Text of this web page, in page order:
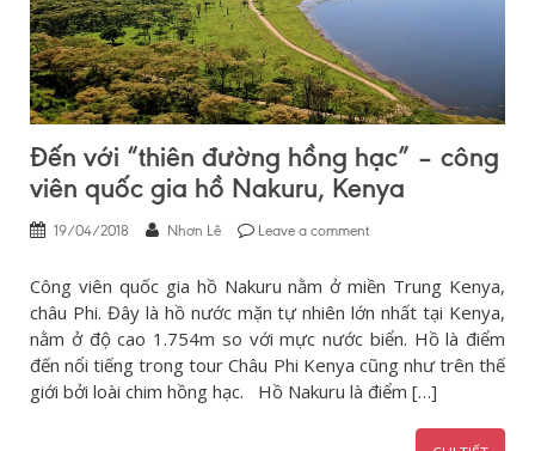
Đến với “thiên đường hồng hạc” – công
viên quốc gia hồ Nakuru, Kenya
19/04/2018 Nhơn Lê Leave a comment
Công viên quốc gia hồ Nakuru nằm ở miền Trung Kenya,
châu Phi. Đây là hồ nước mặn tự nhiên lớn nhất tại Kenya,
nằm ở độ cao 1.754m so với mực nước biển. Hồ là điểm
đến nổi tiếng trong tour Châu Phi Kenya cũng như trên thế
giới bởi loài chim hồng hạc. Hồ Nakuru là điểm […]